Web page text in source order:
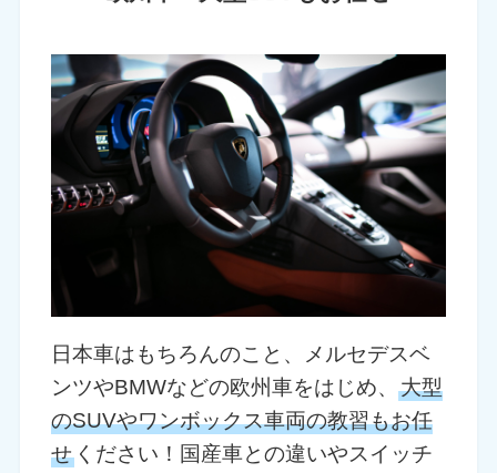
日本車はもちろんのこと、メルセデスベ
ンツやBMWなどの欧州車をはじめ、大型
のSUVやワンボックス車両の教習もお任
せ ください！国産車との違いやスイッチ